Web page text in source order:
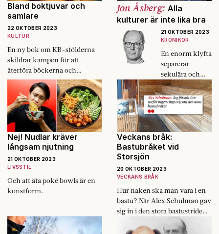
Bland boktjuvar och
samlare
22 OKTOBER 2023
KULTUR
En ny bok om KB-stölderna
skildrar kampen för att
återföra böckerna och
förtroendet för det svenska
nationalbiblioteket.
Jon Åsberg: Alla
kulturer är inte lika bra
21 OKTOBER 2023
KRÖNIKOR
En enorm klyfta
separerar
sekulära och
förnuftsbaserad
e kulturer från
islamisternas
mentalitet.
Nej! Nudlar kräver
långsam njutning
21 OKTOBER 2023
LIVSSTIL
Och att äta poké bowls är en
konstform.
Veckans bråk:
Bastubråket vid
Storsjön
20 OKTOBER 2023
VECKANS BRÅK
Hur naken ska man vara i en
bastu? När Alex Schulman gav
sig in i den stora bastustriden
drogs nya svallvågor upp.